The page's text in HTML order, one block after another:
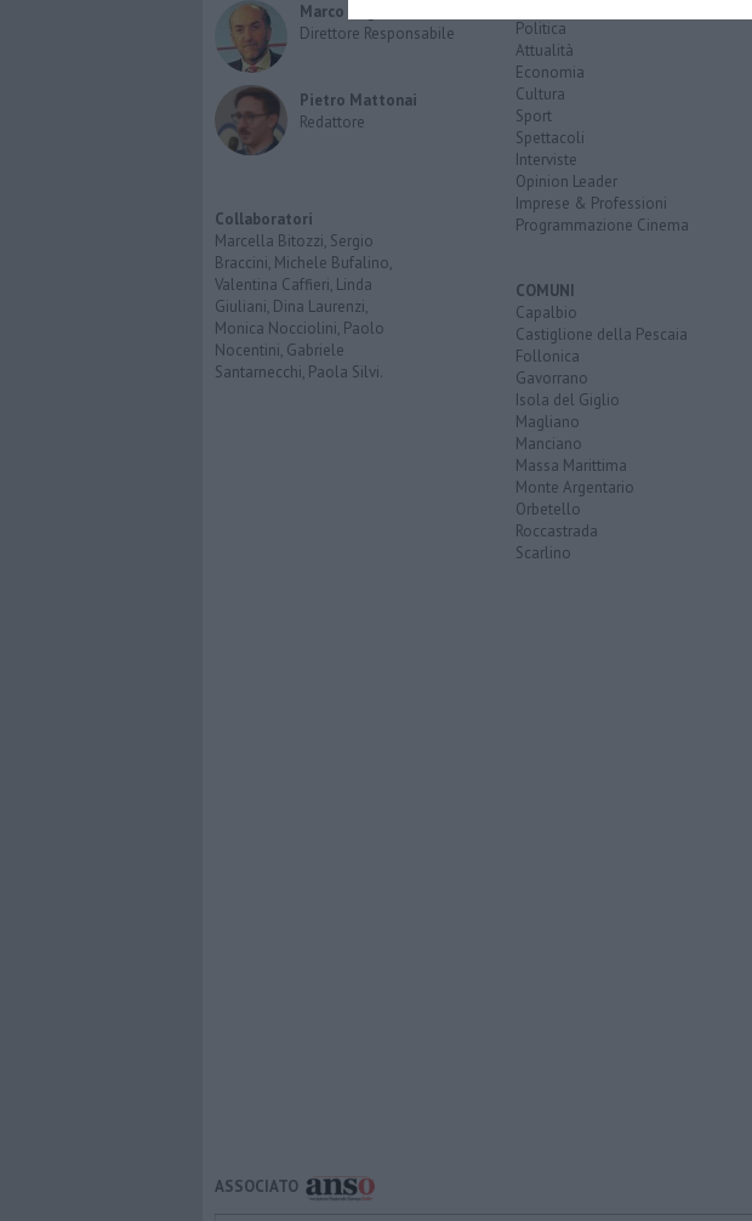
Marco Migli
Direttore Responsabile
Pietro Mattonai
Redattore
Collaboratori
Marcella Bitozzi, Sergio
Braccini, Michele Bufalino,
Valentina Caffieri, Linda
Giuliani, Dina Laurenzi,
Monica Nocciolini, Paolo
Nocentini, Gabriele
Santarnecchi, Paola Silvi.
Politica
Attualità
Economia
Cultura
Sport
Spettacoli
Interviste
Opinion Leader
Imprese & Professioni
Programmazione Cinema
COMUNI
Capalbio
Castiglione della Pescaia
Follonica
Gavorrano
Isola del Giglio
Magliano
Manciano
Massa Marittima
Monte Argentario
Orbetello
Roccastrada
Scarlino
ASSOCIATO